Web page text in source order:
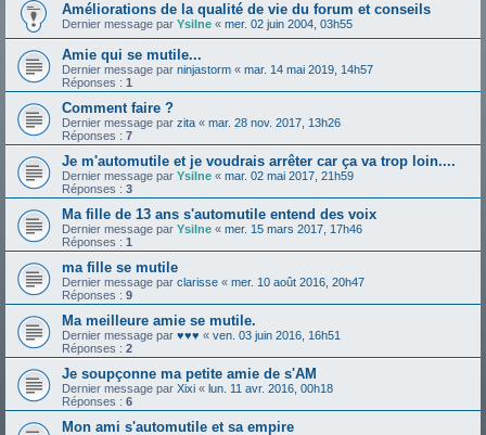
Améliorations de la qualité de vie du forum et conseils
Dernier message par Ysilne « mer. 02 juin 2004, 03h55
Amie qui se mutile...
Dernier message par ninjastorm « mar. 14 mai 2019, 14h57
Réponses : 1
Comment faire ?
Dernier message par zita « mar. 28 nov. 2017, 13h26
Réponses : 7
Je m'automutile et je voudrais arrêter car ça va trop loin....
Dernier message par Ysilne « mar. 02 mai 2017, 21h59
Réponses : 3
Ma fille de 13 ans s'automutile entend des voix
Dernier message par Ysilne « mer. 15 mars 2017, 17h46
Réponses : 1
ma fille se mutile
Dernier message par clarisse « mer. 10 août 2016, 20h47
Réponses : 9
Ma meilleure amie se mutile.
Dernier message par ♥♥♥ « ven. 03 juin 2016, 16h51
Réponses : 2
Je soupçonne ma petite amie de s'AM
Dernier message par Xixi « lun. 11 avr. 2016, 00h18
Réponses : 6
Mon ami s'automutile et sa empire